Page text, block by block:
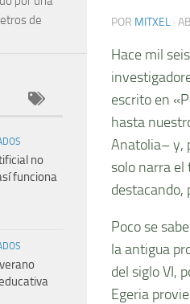
POR MITXEL ·
Hace mil
escrito en
hasta
Anatolia– y,
solo narra el
destacando,
Poco se
la antigua
del siglo VI,
Egeria
de
no
funciona